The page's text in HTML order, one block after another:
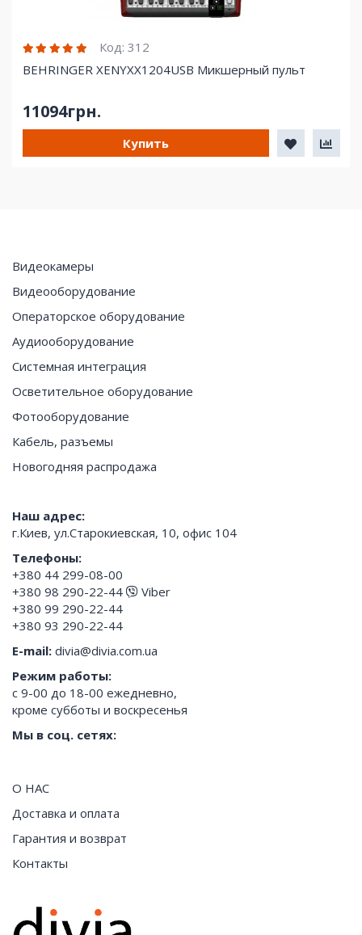
Код: 312
BEHRINGER XENYXX1204USB Микшерный пульт
11094грн.
Купить
О НАС
Доставка и оплата
Гарантия и возврат
Контакты
Видеокамеры
Видеооборудование
Операторское оборудование
Аудиооборудование
Системная интеграция
Осветительное оборудование
Фотооборудование
Кабель, разъемы
Новогодняя распродажа
Наш адрес:
г.Киев, ул.Старокиевская, 10, офис 104
Телефоны:
+380 44 299-08-00
+380 98 290-22-44
Viber
+380 99 290-22-44
+380 93 290-22-44
E-mail: divia@divia.com.ua
Режим работы:
с 9-00 до 18-00 ежедневно,
кроме субботы и воскресенья
Мы в соц. сетях: